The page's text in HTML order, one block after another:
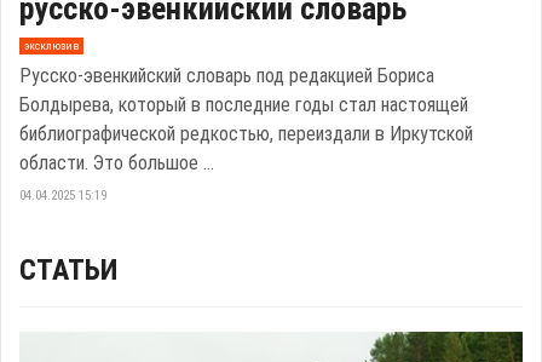
русско-эвенкийский словарь
эксклюзив
Русско-эвенкийский словарь под редакцией Бориса
Болдырева, который в последние годы стал настоящей
библиографической редкостью, переиздали в Иркутской
области. Это большое ...
04.04.2025 15:19
СТАТЬИ